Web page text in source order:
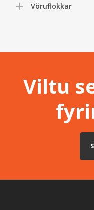
Vöruflokkar
Viltu